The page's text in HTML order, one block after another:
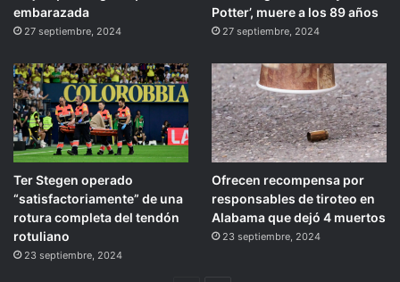
embarazada
27 septiembre, 2024
Potter’, muere a los 89 años
27 septiembre, 2024
Ter Stegen operado
“satisfactoriamente” de una
rotura completa del tendón
rotuliano
23 septiembre, 2024
Ofrecen recompensa por
responsables de tiroteo en
Alabama que dejó 4 muertos
23 septiembre, 2024